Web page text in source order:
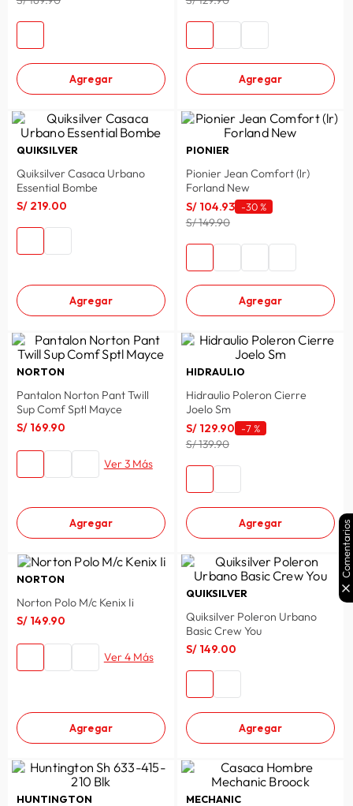
Agregar Agregar
QUIKSILVER
Quiksilver Casaca Urbano
Essential Bombe
S/ 219.00
Agregar
PIONIER
Pionier Jean Comfort (lr)
Forland New
S/ 104.93 -30 %
S/ 149.90
Agregar
NORTON
Pantalon Norton Pant Twill
Sup Comf Sptl Mayce
S/ 169.90
Ver 3 Más
Agregar
HIDRAULIO
Hidraulio Poleron Cierre
Joelo Sm
S/ 129.90 -7 %
S/ 139.90
Agregar
NORTON
Norton Polo M/c Kenix Ii
S/ 149.90
Ver 4 Más
Agregar
QUIKSILVER
Quiksilver Poleron Urbano
Basic Crew You
S/ 149.00
Agregar
HUNTINGTON MECHANIC
Comentarios